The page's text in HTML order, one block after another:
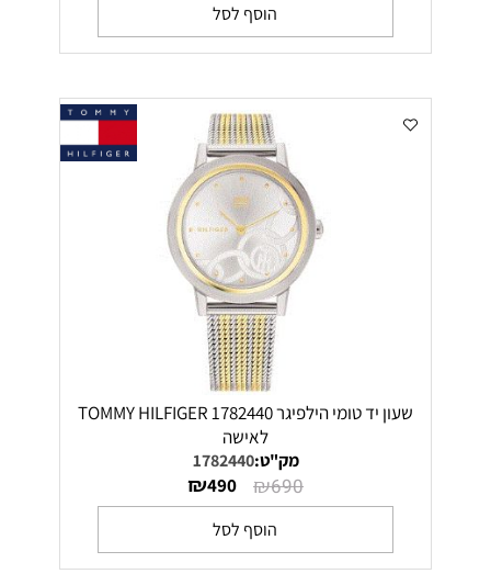
הוסף לסל
שעון יד טומי הילפיגר 1782440 TOMMY HILFIGER
לאישה
מק"ט:1782440
₪690
₪490
הוסף לסל